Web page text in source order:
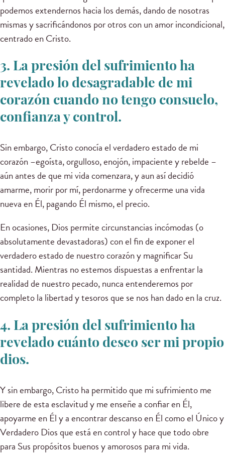
podemos extendernos hacia los demás, dando de nosotras
mismas y sacrificándonos por otros con un amor incondicional,
centrado en Cristo.
3. La presión del sufrimiento ha
revelado lo desagradable de mi
corazón cuando no tengo consuelo,
confianza y control.
Sin embargo, Cristo conocía el verdadero estado de mi
corazón –egoísta, orgulloso, enojón, impaciente y rebelde –
aún antes de que mi vida comenzara, y aun así decidió
amarme, morir por mí, perdonarme y ofrecerme una vida
nueva en Él, pagando Él mismo, el precio.
En ocasiones, Dios permite circunstancias incómodas (o
absolutamente devastadoras) con el fin de exponer el
verdadero estado de nuestro corazón y magnificar Su
santidad. Mientras no estemos dispuestas a enfrentar la
realidad de nuestro pecado, nunca entenderemos por
completo la libertad y tesoros que se nos han dado en la cruz.
4. La presión del sufrimiento ha
revelado cuánto deseo ser mi propio
dios.
Y sin embargo, Cristo ha permitido que mi sufrimiento me
libere de esta esclavitud y me enseñe a confiar en Él,
apoyarme en Él y a encontrar descanso en Él como el Único y
Verdadero Dios que está en control y hace que todo obre
para Sus propósitos buenos y amorosos para mi vida.